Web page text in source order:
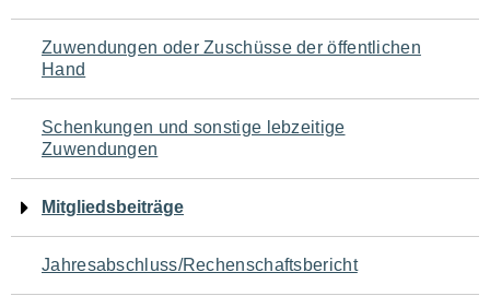
Zuwendungen oder Zuschüsse der öffentlichen
Hand
Schenkungen und sonstige lebzeitige
Zuwendungen
Mitgliedsbeiträge
Jahresabschluss/Rechenschaftsbericht